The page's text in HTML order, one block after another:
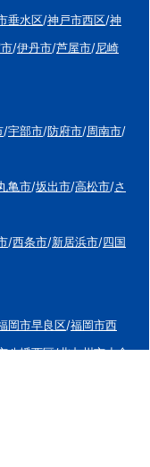
垂水区/神戸市西区/神
/伊丹市/芦屋市/尼崎
/宇部市/防府市/周南市/
亀市/坂出市/高松市/さ
/西条市/新居浜市/四国
岡市早良区/福岡市西
八幡西区/北九州市小倉